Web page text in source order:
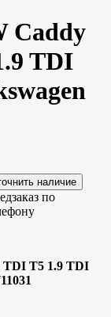
Caddy
TDI
по
T5 1.9 TDI